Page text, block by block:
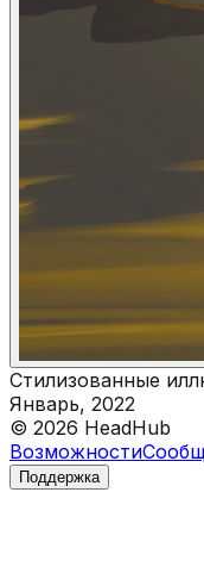
Стилизованные
Январь, 2022
© 2026 HeadHub
Возможности
Поддержка